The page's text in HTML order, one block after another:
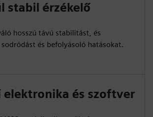
stabil érzékelő
hosszú távú stabilitást, és
és befolyásoló hatásokat.
elektronika és szoftver